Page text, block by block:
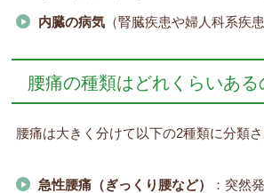
内臓の病気（腎臓疾患や婦人科系疾
腰痛の種類はどれくらいある
腰痛は大きく分けて以下の2種類に分類さ
急性腰痛（ぎっくり腰など）
：突然